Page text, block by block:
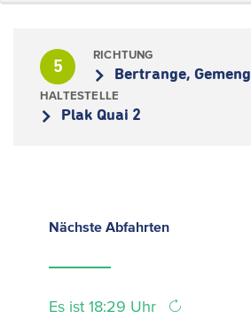
5
RICHTUNG
Bertrange, Gemeng
HALTESTELLE
Plak Quai 2
Nächste Abfahrten
Es ist 18:29 Uhr